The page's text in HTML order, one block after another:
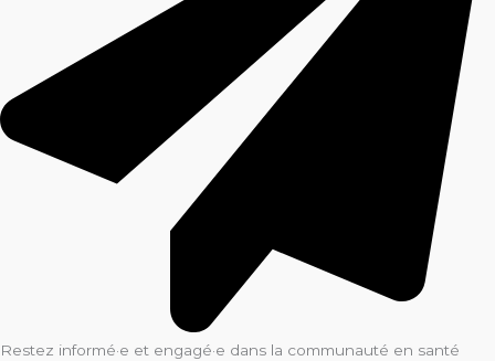
Restez informé·e et engagé·e dans la communauté en santé